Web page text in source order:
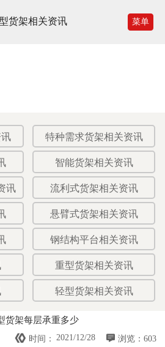
货架相关资讯 菜单
特种需求货架相关资讯
智能货架相关资讯
讯 流利式货架相关资讯
悬臂式货架相关资讯
钢结构平台相关资讯
重型货架相关资讯
轻型货架相关资讯
货架每层承重多少
 浏览：603
 时间： 2021/12/28